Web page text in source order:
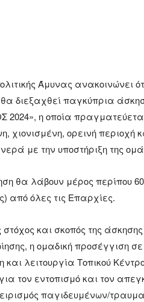
Άμυνας ανακοινώνει
θα διεξαχθεί παγκύπρια
η οποία
χιονισμένη, ορεινή
με την υποστήριξη της
θα λάβουν μέρος περίπου
από όλες τις Επαρχίες.
και σκοπός της
η ομαδική προσέγγιση
λειτουργία Τοπικού
για τον εντοπισμό και τον
παγιδευμένων/